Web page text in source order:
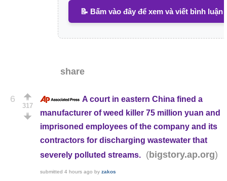
📝 Bấm vào đây để xem và viết bình luận
share
6
317
A court in eastern China fined a
manufacturer of weed killer 75 million yuan and
imprisoned employees of the company and its
contractors for discharging wastewater that
severely polluted streams.
(bigstory.ap.org)
submitted 4 hours ago by zakos